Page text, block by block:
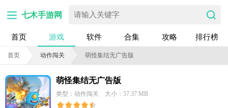
七木手游网
首页 游戏 软件 合集 攻略 排行榜
首页 动作闯关 萌怪集结无广告版
萌怪集结无广告版
类型：动作闯关 大小：57.37 MB